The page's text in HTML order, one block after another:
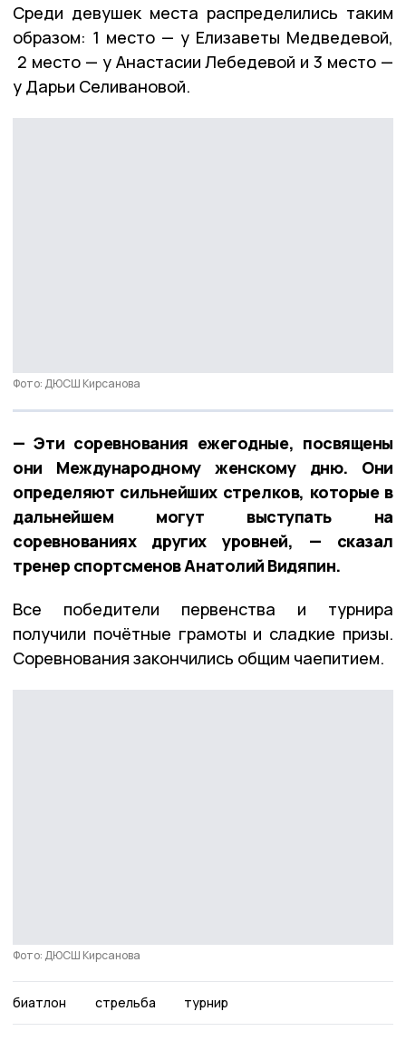
Среди девушек места распределились таким
образом: 1 место — у Елизаветы Медведевой,
2 место — у Анастасии Лебедевой и 3 место —
у Дарьи Селивановой.
Фото: ДЮСШ Кирсанова
— Эти соревнования ежегодные, посвящены
они Международному женскому дню. Они
определяют сильнейших стрелков, которые в
дальнейшем могут выступать на
соревнованиях других уровней, — сказал
тренер спортсменов Анатолий Видяпин.
Все победители первенства и турнира
получили почётные грамоты и сладкие призы.
Соревнования закончились общим чаепитием.
Фото: ДЮСШ Кирсанова
биатлон стрельба турнир